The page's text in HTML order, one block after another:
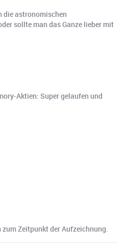
die astronomischen
sollte man das Ganze lieber mit
Aktien: Super gelaufen und
Zeitpunkt der Aufzeichnung.